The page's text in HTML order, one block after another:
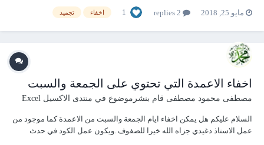
مايو 25, 2018 1 اخفاء تجميد
اخفاء الاعمدة التي تحتوي على الجمعة والسبت
مصطفى محمود مصطفى قام بنشرموضوع في منتدى الاكسيل Excel
السلام عليكم هل يمكن اخفاء ايام الجمعة والسبت من الاعمدة كما موجود من
عمل الاستاذ دغيدي جزاه الله خيرا للصفوف .ويكون عمل الكود في حدث